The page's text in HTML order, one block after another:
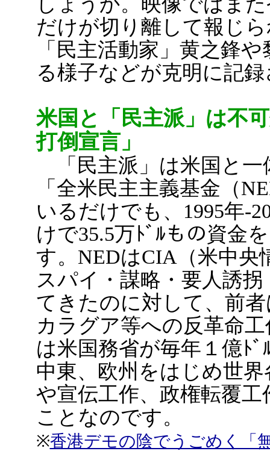
だけが切り離して報じ
「民主活動家」黄之鋒
る様子などが克明に記
米国と「民主派」は不
打倒宣言」
「民主派」は米国と一
「全米民主主義基金（
いるだけでも、1995年-
けで35.5万ﾄﾞﾙもの資金
す。NEDはCIA（米中央
スパイ・謀略・要人誘
てきたのに対して、前
カラグア等への反革命
は米国務省が毎年１億ﾄ
中東、欧州をはじめ世
や宣伝工作、政権転覆
ことなのです。
※香港デモの陰でうごめく「